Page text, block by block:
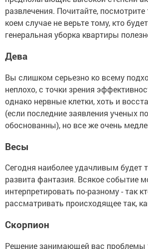
развлечения. Почитайте, посмотрите
коем случае не верьте тому, кто
генеральная уборка квартиры
Дева
Вы слишком серьезно ко всему
неплохо, с точки зрения
однако нервные клетки, хоть и
(если последние заявления ученых
обоснованны), но все же очень
Весы
Сегодня наиболее удачливым будет
развита фантазия. Всякое событие
интерпретировать по-разному - так
рассматривать происходящее так,
Скорпион
Решение занимающей вас проблемы